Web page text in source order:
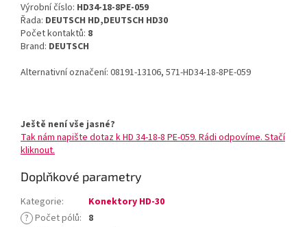
Výrobní číslo: HD34-18-8PE-059
Řada: DEUTSCH HD,DEUTSCH HD30
Počet kontaktů: 8
Brand: DEUTSCH
Alternativní označení: 08191-13106, 571-HD34-18-8PE-059
Ještě není vše jasné?
Tak nám napište dotaz k HD 34-18-8 PE-059. Rádi odpovíme. Stačí
kliknout.
Doplňkové parametry
Kategorie:
Konektory HD-30
? Počet pólů: 8